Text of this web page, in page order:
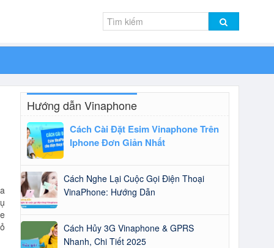
Hướng dẫn Vinaphone
Cách Cài Đặt Esim Vinaphone Trên
Iphone Đơn Giản Nhất
Cách Nghe Lại Cuộc Gọi Điện Thoại
VinaPhone: Hướng Dẫn
Cách Hủy 3G Vinaphone & GPRS
Nhanh, Chi Tiết 2025